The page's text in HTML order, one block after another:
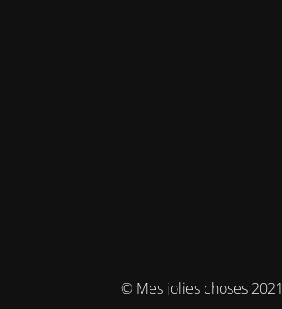
© Mes jolies choses 2021